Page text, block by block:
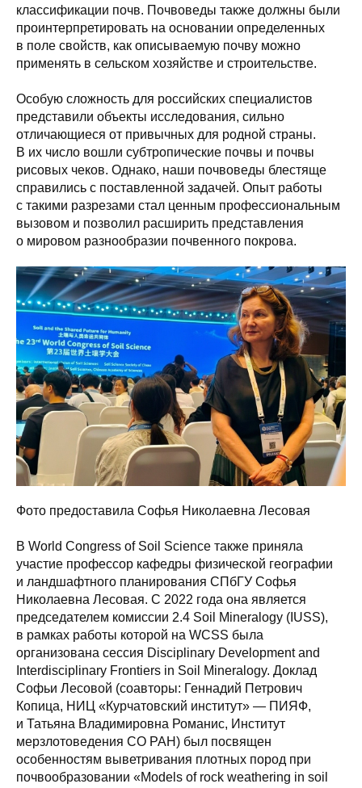
классификации почв. Почвоведы также должны были
проинтерпретировать на основании определенных
в поле свойств, как описываемую почву можно
применять в сельском хозяйстве и строительстве.
Особую сложность для российских специалистов
представили объекты исследования, сильно
отличающиеся от привычных для родной страны.
В их число вошли субтропические почвы и почвы
рисовых чеков. Однако, наши почвоведы блестяще
справились с поставленной задачей. Опыт работы
с такими разрезами стал ценным профессиональным
вызовом и позволил расширить представления
о мировом разнообразии почвенного покрова.
Фото предоставила Софья Николаевна Лесовая
В World Congress of Soil Science также приняла
участие профессор кафедры физической географии
и ландшафтного планирования СПбГУ Софья
Николаевна Лесовая. С 2022 года она является
председателем комиссии 2.4 Soil Mineralogy (IUSS),
в рамках работы которой на WCSS была
организована сессия Disciplinary Development and
Interdisciplinary Frontiers in Soil Mineralogy. Доклад
Софьи Лесовой (соавторы: Геннадий Петрович
Копица, НИЦ «Курчатовский институт» — ПИЯФ,
и Татьяна Владимировна Романис, Институт
мерзлотоведения СО РАН) был посвящен
особенностям выветривания плотных пород при
почвообразовании «Models of rock weathering in soil